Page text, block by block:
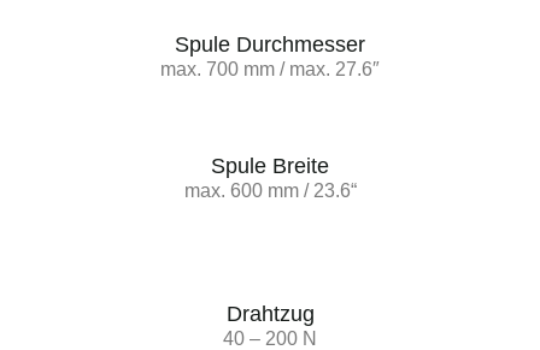
Spule Durchmesser
max. 700 mm / max. 27.6″
Spule Breite
max. 600 mm / 23.6“
Drahtzug
40 – 200 N